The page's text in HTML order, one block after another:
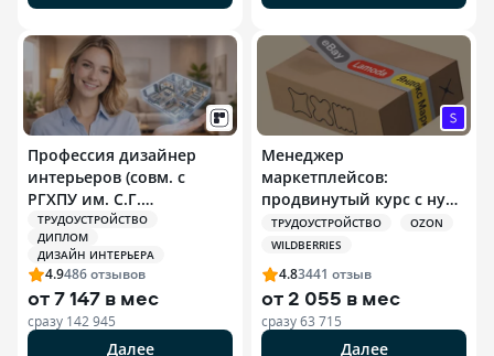
Профессия дизайнер
интерьеров (совм. с
РГХПУ им. С.Г.
Строганова)
ТРУДОУСТРОЙСТВО
ДИПЛОМ
ДИЗАЙН ИНТЕРЬЕРА
4.9486отзывов
от7 147 в мес
сразу 142 945
Далее
Менеджер
маркетплейсов:
продвинутый курс с нуля
+ ИИ
ТРУДОУСТРОЙСТВО
OZON
WILDBERRIES
4.83441 отзыв
от2 055 в мес
сразу63 715
Далее